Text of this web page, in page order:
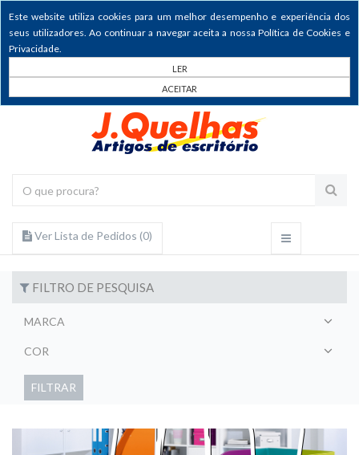
Este website utiliza cookies para um melhor desempenho e experiência dos
seus utilizadores. Ao continuar a navegar aceita a nossa Política de Cookies e
Privacidade.
LER
ACEITAR
Ver Lista de Pedidos (0)
FILTRO DE PESQUISA
MARCA
COR
FILTRAR